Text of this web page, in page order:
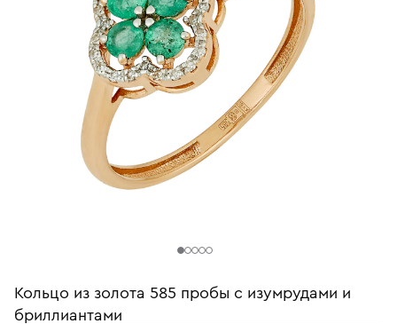
Кольцо из золота 585 пробы с изумрудами и
бриллиантами